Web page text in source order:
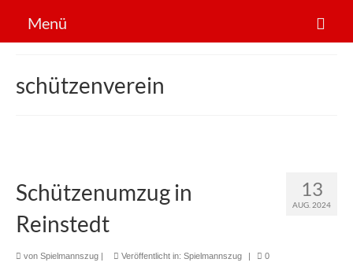
Menü
Sportarten
schützenverein
13
AUG. 2024
Schützenumzug in
Reinstedt
von Spielmannszug | Veröffentlicht in: Spielmannszug | 0